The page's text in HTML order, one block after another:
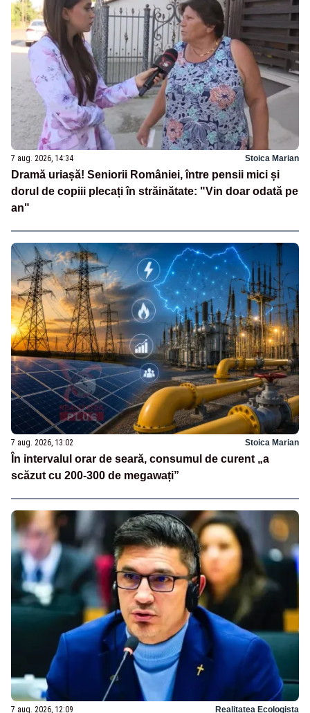
7 aug. 2026, 14:34 Stoica Marian
Dramă uriașă! Seniorii României, între pensii mici și
dorul de copiii plecați în străinătate: "Vin doar odată pe
an"
7 aug. 2026, 13:02 Stoica Marian
În intervalul orar de seară, consumul de curent „a
scăzut cu 200-300 de megawați”
7 aug. 2026, 12:09 Realitatea Ecologista